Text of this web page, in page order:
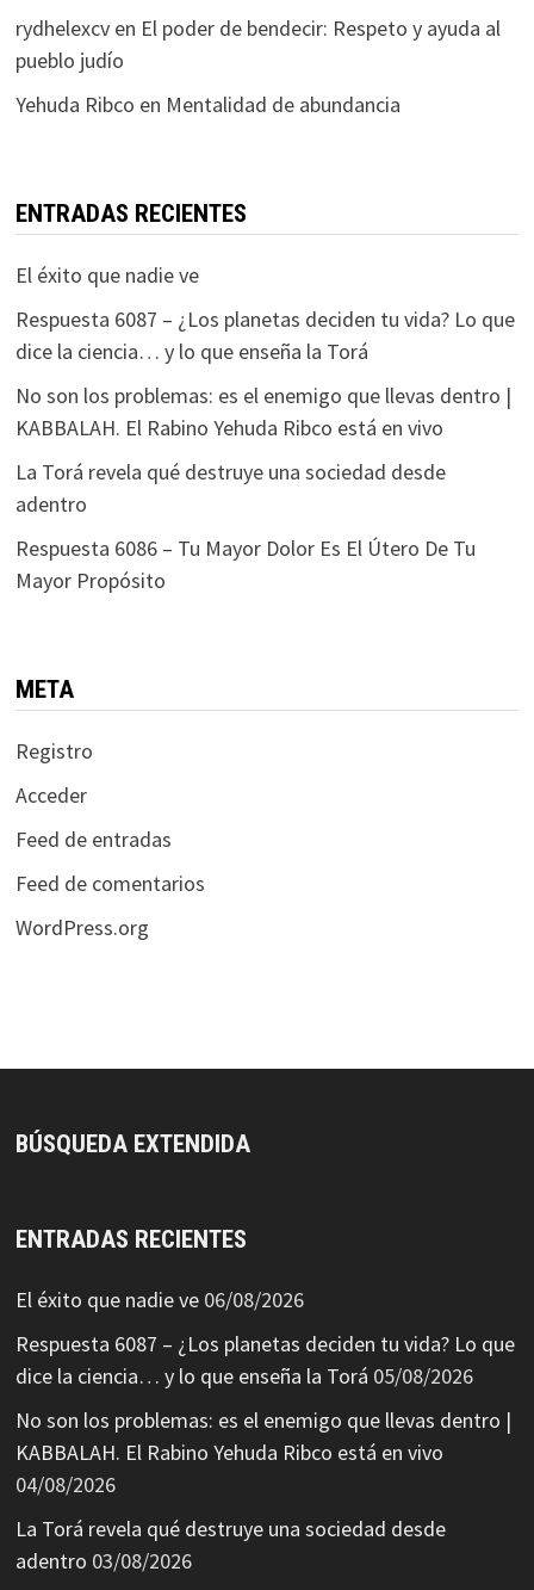
rydhelexcven El poder de bendecir: Respeto y ayuda al
pueblo judío
Yehuda Ribco en Mentalidad de abundancia
ENTRADAS RECIENTES
El éxito que nadie ve
Respuesta 6087 – ¿Los planetas deciden tu vida? Lo que
dice la ciencia… y lo que enseña la Torá
No son los problemas: es el enemigo que llevas dentro |
KABBALAH. El Rabino Yehuda Ribco está en vivo
La Torá revela qué destruye una sociedad desde
adentro
Respuesta 6086 – Tu Mayor Dolor Es El Útero De Tu
Mayor Propósito
META
Registro
Acceder
Feed de entradas
Feed de comentarios
WordPress.org
BÚSQUEDA EXTENDIDA
ENTRADAS RECIENTES
El éxito que nadie ve 06/08/2026
Respuesta 6087 – ¿Los planetas deciden tu vida? Lo que
dice la ciencia… y lo que enseña la Torá 05/08/2026
No son los problemas: es el enemigo que llevas dentro |
KABBALAH. El Rabino Yehuda Ribco está en vivo
04/08/2026
La Torá revela qué destruye una sociedad desde
adentro 03/08/2026